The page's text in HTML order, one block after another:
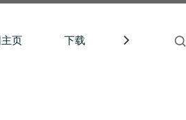
页 下载 中文站